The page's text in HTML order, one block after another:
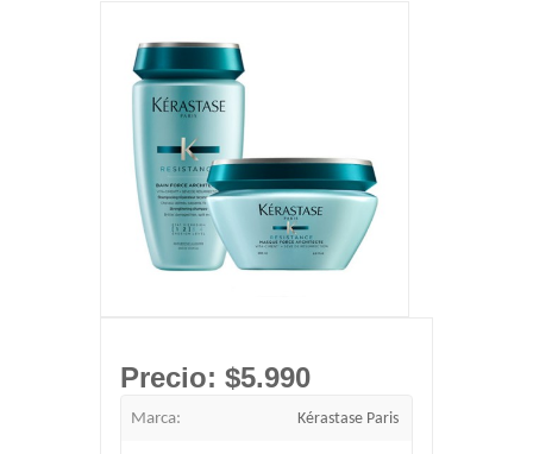
Precio: $5.990
Marca: Kérastase Paris